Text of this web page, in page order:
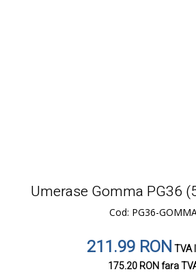
Umerase Gomma PG36
Cod: PG36-
211.99 RONTVA
175.20 RONfara